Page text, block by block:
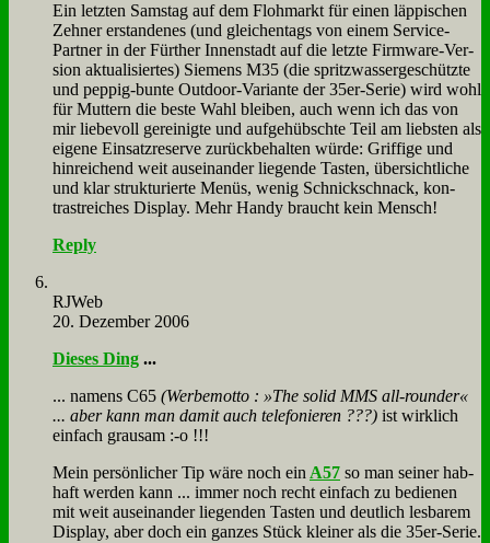
Ein letz­ten Sams­tag auf dem Floh­markt für ei­nen läp­pi­schen
Zeh­ner er­stan­de­nes (und glei­chen­tags von ei­nem Ser­vice-
Part­ner in der Für­ther In­nen­stadt auf die letz­te Firm­ware-Ver­
si­on ak­tua­li­sier­tes) Sie­mens M35 (die spritz­was­ser­ge­schütz­te
und pep­pig-bun­te Out­door-Va­ri­an­te der 35er-Se­rie) wird wohl
für Mut­tern die be­ste Wahl blei­ben, auch wenn ich das von
mir lie­be­voll ge­rei­nig­te und auf­ge­hübsch­te Teil am lieb­sten als
ei­ge­ne Ein­satz­re­ser­ve zu­rück­be­hal­ten wür­de: Grif­fi­ge und
hin­rei­chend weit aus­ein­an­der lie­gen­de Ta­sten, über­sicht­li­che
und klar struk­tu­rier­te Me­nüs, we­nig Schnick­schnack, kon­
trast­rei­ches Dis­play. Mehr Han­dy braucht kein Mensch!
Reply
RJ­Web
20. Dezember 2006
Die­ses Ding ...
... na­mens C65 (Wer­be­mot­to : »The so­lid MMS all-roun­der«
... aber kann man da­mit auch te­le­fo­nie­ren ???) ist wirk­lich
ein­fach grau­sam :-o !!!
Mein per­sön­li­cher Tip wä­re noch ein A57 so man sei­ner hab­
haft wer­den kann ... im­mer noch recht ein­fach zu be­die­nen
mit weit aus­ein­an­der lie­gen­den Ta­sten und deut­lich les­ba­rem
Dis­play, aber doch ein gan­zes Stück klei­ner als die 35er-Se­rie.